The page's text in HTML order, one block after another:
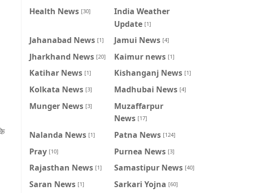
Health News [30]
India Weather
Update [1]
Jahanabad News [1] Jamui News [4]
Jharkhand News [20] Kaimur news [1]
Katihar News [1] Kishanganj News [1]
Kolkata News [3] Madhubai News [4]
Munger News [3]
Muzaffarpur
News [17]
Nalanda News [1] Patna News [124]
Pray [10] Purnea News [3]
Rajasthan News [1] Samastipur News [40]
Saran News [1] Sarkari Yojna [60]